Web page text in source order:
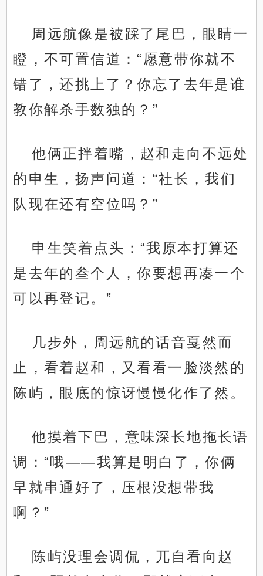
周远航像是被踩了尾巴，眼睛一
瞪，不可置信道：“愿意带你就不
错了，还挑上了？你忘了去年是谁
教你解杀手数独的？”
他俩正拌着嘴，赵和走向不远处
的申生，扬声问道：“社长，我们
队现在还有空位吗？”
申生笑着点头：“我原本打算还
是去年的叁个人，你要想再凑一个
可以再登记。”
几步外，周远航的话音戛然而
止，看着赵和，又看看一脸淡然的
陈屿，眼底的惊讶慢慢化作了然。
他摸着下巴，意味深长地拖长语
调：“哦——我算是明白了，你俩
早就串通好了，压根没想带我
啊？”
陈屿没理会调侃，兀自看向赵